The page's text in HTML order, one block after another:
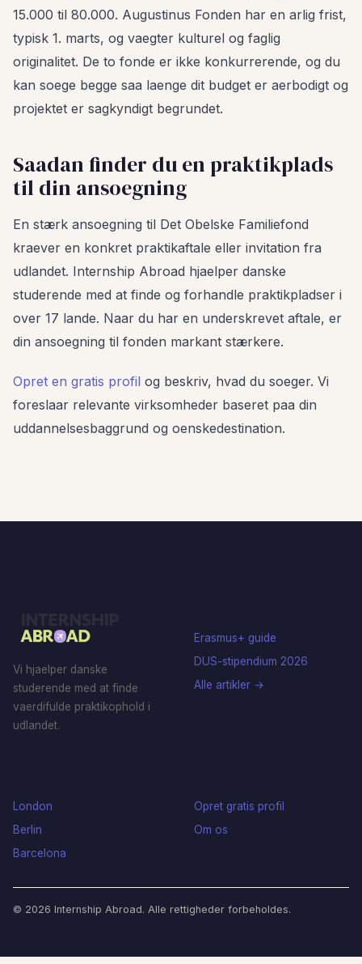
15.000 til 80.000. Augustinus Fonden har en arlig frist,
typisk 1. marts, og vaegter kulturel og faglig
originalitet. De to fonde er ikke konkurrerende, og du
kan soege begge saa laenge dit budget er aerbodigt og
projektet er sagkyndigt begrundet.
Saadan finder du en praktikplads
til din ansoegning
En stærk ansoegning til Det Obelske Familiefond
kraever en konkret praktikaftale eller invitation fra
udlandet. Internship Abroad hjaelper danske
studerende med at finde og forhandle praktikpladser i
over 17 lande. Naar du har en underskrevet aftale, er
din ansoegning til fonden markant stærkere.
Opret en gratis profil og beskriv, hvad du soeger. Vi
foreslaar relevante virksomheder baseret paa din
uddannelsesbaggrund og oenskedestination.
Vi hjaelper danske
studerende med at finde
vaerdifulde praktikophold i
udlandet.
Erasmus+ guide
DUS-stipendium 2026
Alle artikler →
London
Berlin
Barcelona
Opret gratis profil
Om os
© 2026 Internship Abroad. Alle rettigheder forbeholdes.